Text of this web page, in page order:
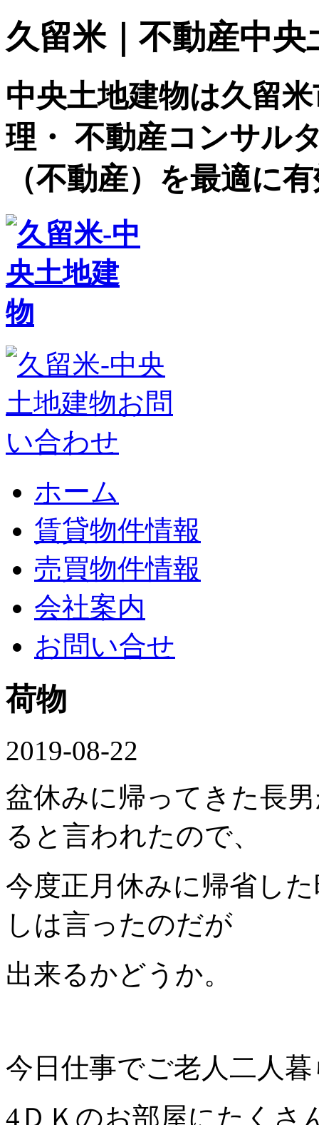
久留米｜不動産中
中央土地建物は久留
理・ 不動産コンサル
（不動産）を最適に
ホーム
賃貸物件情報
売買物件情報
会社案内
お問い合せ
荷物
2019-08-22
盆休みに帰ってきた長
ると言われたので、
今度正月休みに帰省し
しは言ったのだが
出来るかどうか。
今日仕事でご老人二人
4ＤＫのお部屋にたくさ